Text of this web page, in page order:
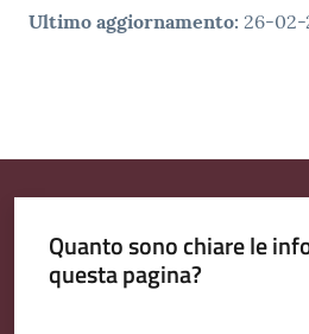
Ultimo aggiornamento: 26-02-
Quanto sono chiare le
questa pagina?